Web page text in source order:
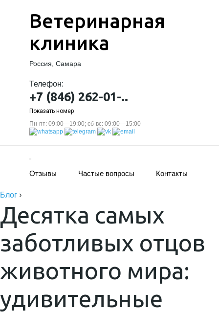
Ветеринарная
клиника
Россия, Самара
Телефон:
+7 (846) 262-01-..
Показать номер
Пн-пт: 09:00—19:00; сб-вс: 09:00—15:00
Отзывы Частые вопросы Контакты
Блог ›
Десятка самых
заботливых отцов
животного мира:
удивительные